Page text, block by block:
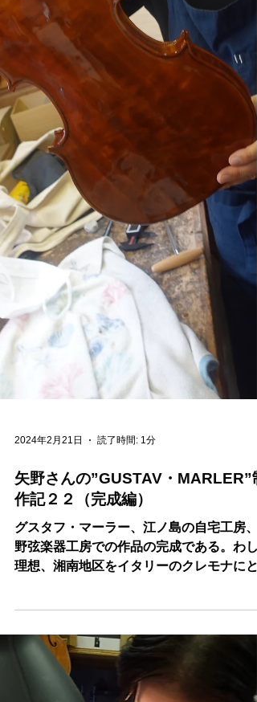
2024年2月21日 読了時間: 1分
矢野さんの”GUSTAV・MARLER”